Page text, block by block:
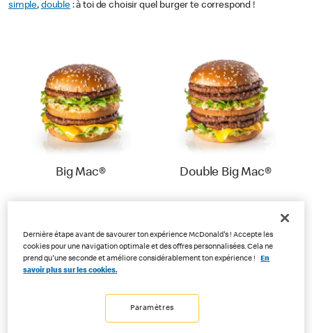
simple, double: à toi de choisir quel burger te correspond !
Big Mac® Double Big Mac®
Dernière étape avant de savourer ton expérience McDonald's ! Accepte les
cookies pour une navigation optimale et des offres personnalisées. Cela ne
prend qu'une seconde et améliore considérablement ton expérience !
En
savoir plus sur les cookies.
Paramètres